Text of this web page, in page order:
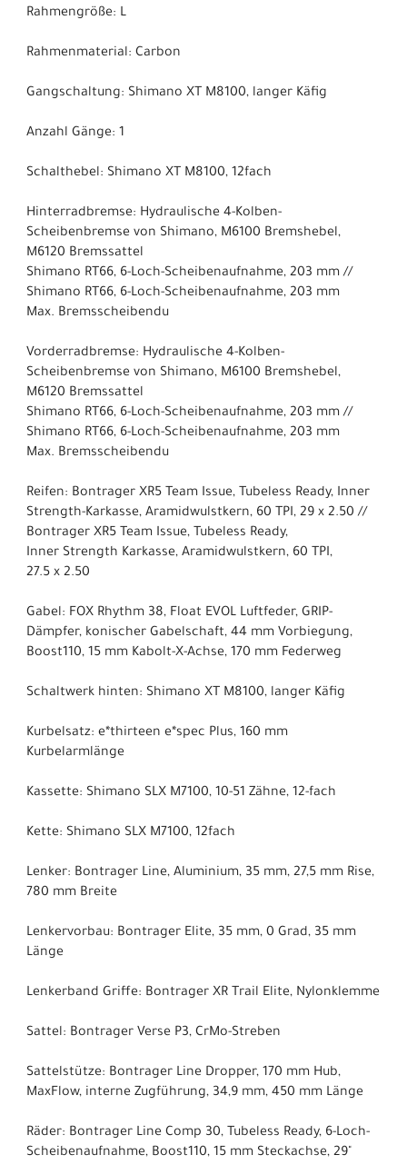
Rahmengröße: L
Rahmenmaterial: Carbon
Gangschaltung: Shimano XT M8100, langer Käfig
Anzahl Gänge: 1
Schalthebel: Shimano XT M8100, 12fach
Hinterradbremse: Hydraulische 4-Kolben-
Scheibenbremse von Shimano, M6100 Bremshebel,
M6120 Bremssattel
Shimano RT66, 6-Loch-Scheibenaufnahme, 203 mm //
Shimano RT66, 6-Loch-Scheibenaufnahme, 203 mm
Max. Bremsscheibendu
Vorderradbremse: Hydraulische 4-Kolben-
Scheibenbremse von Shimano, M6100 Bremshebel,
M6120 Bremssattel
Shimano RT66, 6-Loch-Scheibenaufnahme, 203 mm //
Shimano RT66, 6-Loch-Scheibenaufnahme, 203 mm
Max. Bremsscheibendu
Reifen: Bontrager XR5 Team Issue, Tubeless Ready, Inner
Strength-Karkasse, Aramidwulstkern, 60 TPI, 29 x 2.50 //
Bontrager XR5 Team Issue, Tubeless Ready,
Inner Strength Karkasse, Aramidwulstkern, 60 TPI,
27.5 x 2.50
Gabel: FOX Rhythm 38, Float EVOL Luftfeder, GRIP-
Dämpfer, konischer Gabelschaft, 44 mm Vorbiegung,
Boost110, 15 mm Kabolt-X-Achse, 170 mm Federweg
Schaltwerk hinten: Shimano XT M8100, langer Käfig
Kurbelsatz: e*thirteen e*spec Plus, 160 mm
Kurbelarmlänge
Kassette: Shimano SLX M7100, 10-51 Zähne, 12-fach
Kette: Shimano SLX M7100, 12fach
Lenker: Bontrager Line, Aluminium, 35 mm, 27,5 mm Rise,
780 mm Breite
Lenkervorbau: Bontrager Elite, 35 mm, 0 Grad, 35 mm
Länge
Lenkerband Griffe: Bontrager XR Trail Elite, Nylonklemme
Sattel: Bontrager Verse P3, CrMo-Streben
Sattelstütze: Bontrager Line Dropper, 170 mm Hub,
MaxFlow, interne Zugführung, 34,9 mm, 450 mm Länge
Räder: Bontrager Line Comp 30, Tubeless Ready, 6-Loch-
Scheibenaufnahme, Boost110, 15 mm Steckachse, 29"